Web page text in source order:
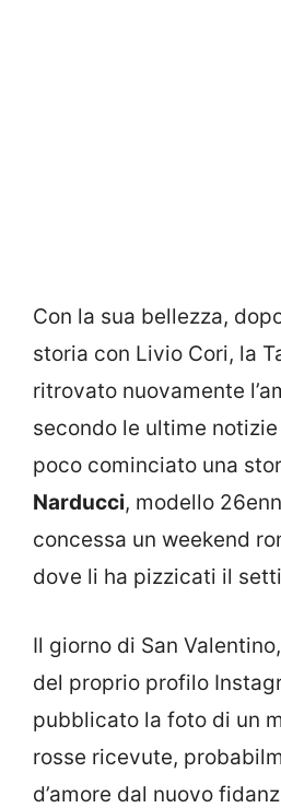
Con la sua bellezza,
storia con Livio Cori, la
ritrovato nuovamente
secondo le ultime
poco cominciato una
Narducci, modello
concessa un weekend
dove li ha pizzicati il
Il giorno di San
del proprio profilo
pubblicato la foto di un
rosse ricevute,
d’amore dal nuovo